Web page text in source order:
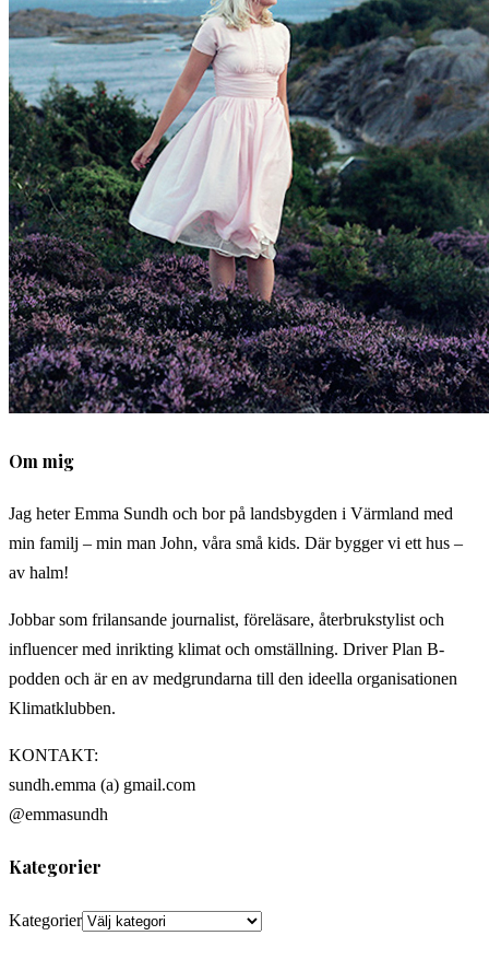
Om mig
Jag heter Emma Sundh och bor på landsbygden i Värmland med
min familj – min man John, våra små kids. Där bygger vi ett hus –
av halm!
Jobbar som frilansande journalist, föreläsare, återbrukstylist och
influencer med inrikting klimat och omställning. Driver Plan B-
podden och är en av medgrundarna till den ideella organisationen
Klimatklubben.
KONTAKT:
sundh.emma (a) gmail.com
@emmasundh
Kategorier
Kategorier